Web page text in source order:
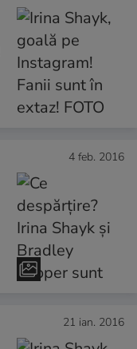
4 feb. 2016
21 ian. 2016